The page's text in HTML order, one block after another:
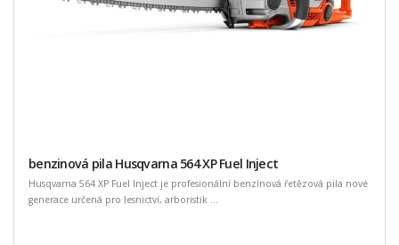
benzinová pila Husqvarna 564 XP Fuel Inject
Husqvarna 564 XP Fuel Inject je profesionální benzínová řetězová pila nové
generace určená pro lesnictví, arboristik ...